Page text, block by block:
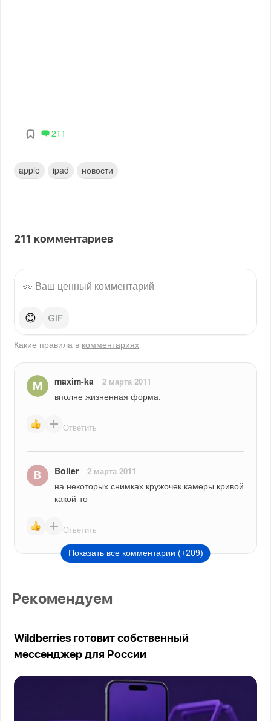
211
apple ipad новости
211 комментариев
😊
Какие правила в комментариях
maxim-ka 2 марта 2011
вполне жизненная форма.
Ответить
Boiler 2 марта 2011
на некоторых снимках кружочек камеры кривой
какой-то
Ответить
Показать все комментарии (+209)
Рекомендуем
Wildberries готовит собственный
мессенджер для России